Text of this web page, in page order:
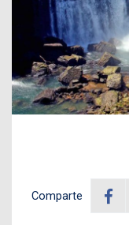
Comparte